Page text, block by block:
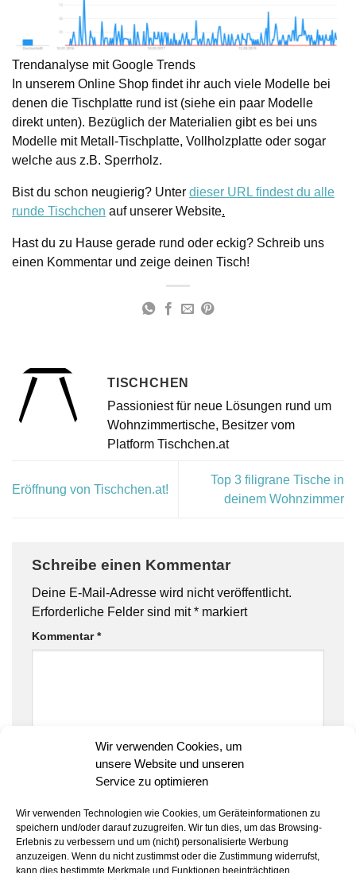
Wir verwenden Cookies, um
unsere Website und unseren
Service zu optimieren
Wir verwenden Technologien wie Cookies, um Geräteinformationen zu
speichern und/oder darauf zuzugreifen. Wir tun dies, um das Browsing-
Erlebnis zu verbessern und um (nicht) personalisierte Werbung
anzuzeigen. Wenn du nicht zustimmst oder die Zustimmung widerrufst,
kann dies bestimmte Merkmale und Funktionen beeinträchtigen.
Trendanalyse mit Google Trends
In unserem Online Shop findet ihr auch viele Modelle bei
denen die Tischplatte rund ist (siehe ein paar Modelle
direkt unten). Bezüglich der Materialien gibt es bei uns
Modelle mit Metall-Tischplatte, Vollholzplatte oder sogar
welche aus z.B. Sperrholz.
Bist du schon neugierig? Unter dieser URL findest du alle
runde Tischchen auf unserer Website.
Hast du zu Hause gerade rund oder eckig? Schreib uns
einen Kommentar und zeige deinen Tisch!
TISCHCHEN
Passioniest für neue Lösungen rund um
Wohnzimmertische, Besitzer vom
Platform Tischchen.at
Eröffnung von Tischchen.at!
Top 3 filigrane Tische in
deinem Wohnzimmer
Schreibe einen Kommentar
Deine E-Mail-Adresse wird nicht veröffentlicht.
Erforderliche Felder sind mit* markiert
Kommentar*
E-Mail-Adresse *